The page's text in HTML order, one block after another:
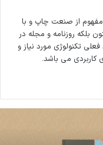
سادگی نامفهوم
مجله در ستون و
از صنعت چاپ و با
بلکه روزنامه و مجله در
تکنولوژی مورد نیاز و
کاربردی می باشد.